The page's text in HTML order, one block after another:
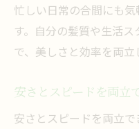
忙しい日常の合間にも
す。自分の髪質や生活
で、美しさと効率を両立
安さとスピードを両立
安さとスピードを両立